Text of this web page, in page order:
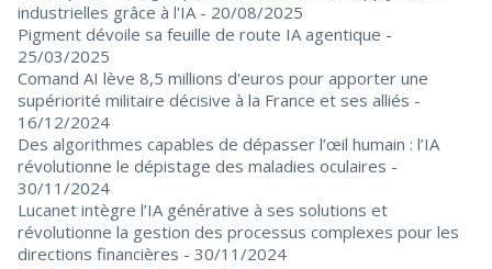
industrielles grâce à l'IA - 20/08/2025
Pigment dévoile sa feuille de route IA agentique -
25/03/2025
Comand AI lève 8,5 millions d'euros pour apporter une
supériorité militaire décisive à la France et ses alliés -
16/12/2024
Des algorithmes capables de dépasser l’œil humain : l’IA
révolutionne le dépistage des maladies oculaires -
30/11/2024
Lucanet intègre l’IA générative à ses solutions et
révolutionne la gestion des processus complexes pour les
directions financières - 30/11/2024